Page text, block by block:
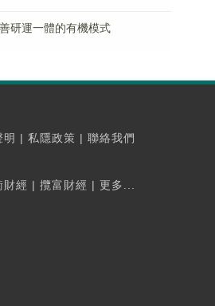
研運一體的有機模式
明 | 私隱政策 | 聯絡我們
財經 | 攬富財經 | 更多...